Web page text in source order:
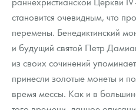
становится очевидным, что
перемены. Бенедиктинский
и будущий святой Петр
из своих сочинений
принесли золотые монеты и
время мессы. Как и в